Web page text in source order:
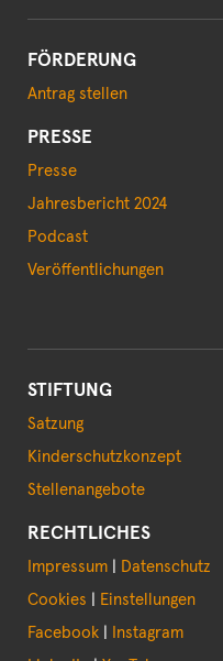
FÖRDERUNG
Antrag stellen
PRESSE
Presse
Jahresbericht 2024
Podcast
Veröffentlichungen
STIFTUNG
Satzung
Kinderschutzkonzept
Stellenangebote
RECHTLICHES
Impressum
Datenschutz
Cookies
Einstellungen
Facebook
Instagram